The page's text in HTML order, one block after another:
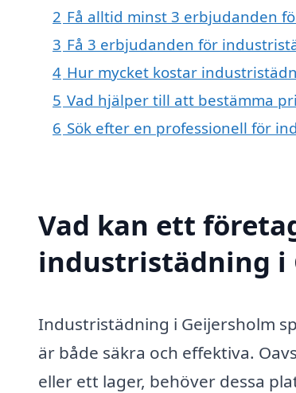
2 Få alltid minst 3 erbjudanden
3 Få 3 erbjudanden för
4 Hur mycket kostar
5 Vad hjälper till att bestämma
6 Sök efter en professionell för
Vad kan ett
industristädning i
Industristädning i Geijersholm
är både säkra och effektiva.
eller ett lager, behöver dessa